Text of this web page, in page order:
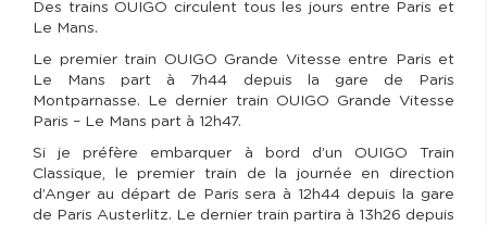
Des trains OUIGO circulent tous les jours entre Paris et
Le Mans.
Le premier train OUIGO Grande Vitesse entre Paris et
Le Mans part à 7h44 depuis la gare de Paris
Montparnasse. Le dernier train OUIGO Grande Vitesse
Paris – Le Mans part à 12h47.
Si je préfère embarquer à bord d’un OUIGO Train
Classique, le premier train de la journée en direction
d’Anger au départ de Paris sera à 12h44 depuis la gare
de Paris Austerlitz. Le dernier train partira à 13h26 depuis